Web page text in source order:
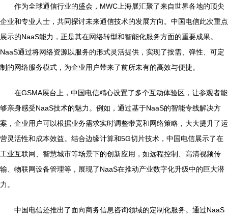
作为全球通信行业的盛会，MWC上海展汇聚了来自世界各地的顶尖
企业和专业人士，共同探讨未来通信技术的发展方向。中国电信此次重点
展示的NaaS能力，正是其在网络转型和智能化服务方面的重要成果。
NaaS通过将网络资源以服务的形式灵活提供，实现了按需、弹性、可定
制的网络服务模式，为企业用户带来了前所未有的高效与便捷。
在GSMA展台上，中国电信精心设置了多个互动体验区，让参观者能
够亲身感受NaaS技术的魅力。例如，通过基于NaaS的智能专线解决方
案，企业用户可以根据业务需求实时调整带宽和网络策略，大大提升了运
营灵活性和成本效益。结合边缘计算和5G切片技术，中国电信展示了在
工业互联网、智慧城市等场景下的创新应用，如远程控制、高清视频传
输、物联网设备管理等，展现了NaaS在推动产业数字化升级中的巨大潜
力。
中国电信还推出了面向商务信息咨询领域的定制化服务。通过NaaS